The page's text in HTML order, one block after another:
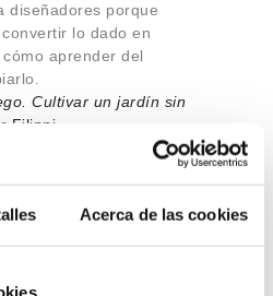
Acerca de las cookies
diseñadores porque
lo dado en
cómo aprender del
Cultivar un jardín sin
Filippi
sobre diseñar con
importancia está en la
(de agua) y de